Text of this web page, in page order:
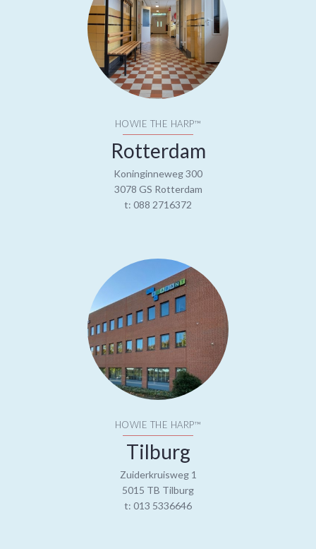
HOWIE THE HARP™
Rotterdam
Koninginneweg 300
3078 GS Rotterdam
t: 088 2716372
HOWIE THE HARP™
Tilburg
Zuiderkruisweg 1
5015 TB Tilburg
t: 013 5336646